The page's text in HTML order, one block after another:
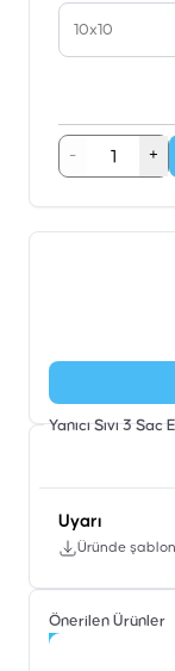
10x10
- +
Yanıcı Sıvı 3 Sac
Uyarı
Üründe
Önerilen Ürünler